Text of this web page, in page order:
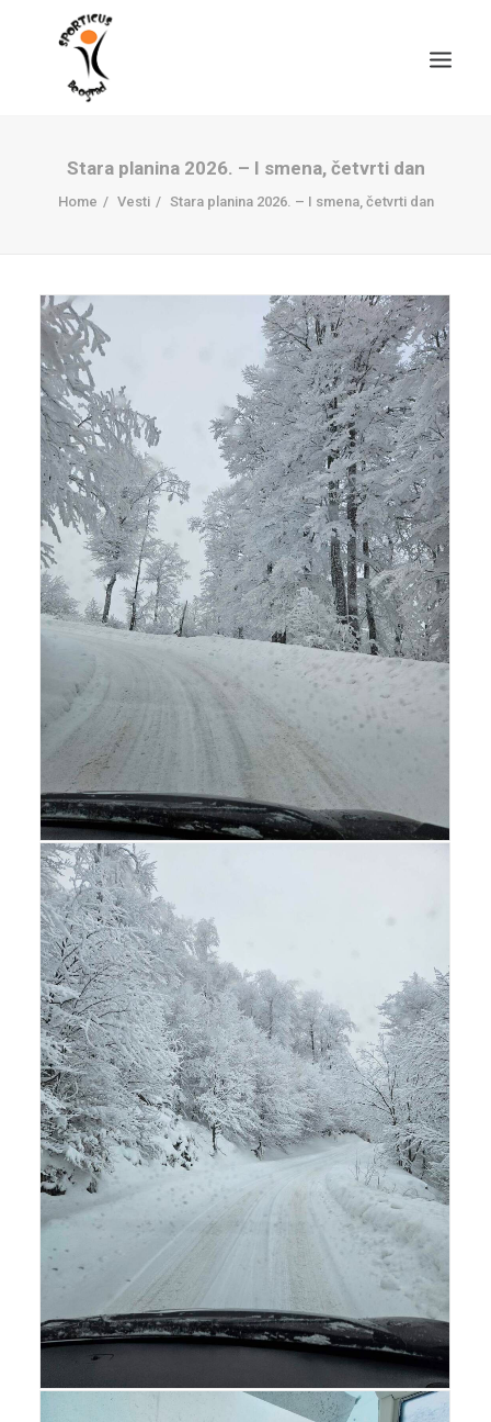
Search
Stara planina 2026. – I smena, četvrti dan
Home Vesti Stara planina 2026. – I smena, četvrti dan